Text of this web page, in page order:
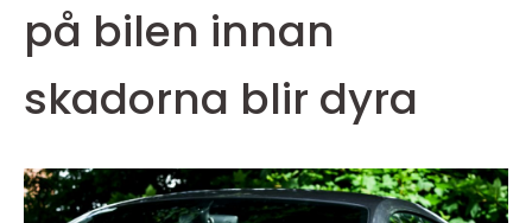
på bilen innan
skadorna blir dyra